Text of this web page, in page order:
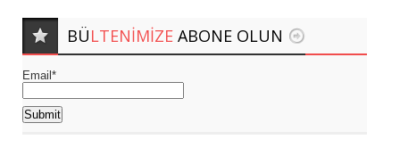
BÜLTENIMIZE ABONE OLUN
Email*